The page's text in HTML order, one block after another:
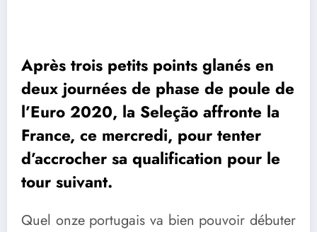
Après trois petits points glanés en
deux journées de phase de poule de
l’Euro 2020, la Seleção affronte la
France, ce mercredi, pour tenter
d’accrocher sa qualification pour le
tour suivant.
Quel onze portugais va bien pouvoir débuter